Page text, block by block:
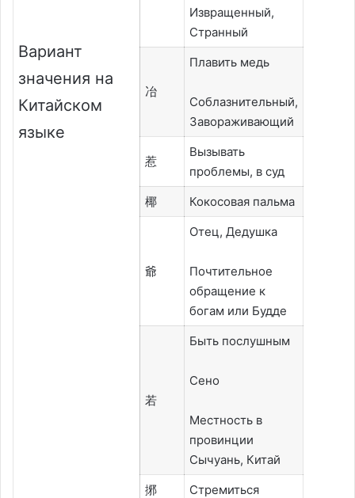
Вариант
значения на
Китайском
языке
Извращенный,
Странный
冶
Плавить медь
Соблазнительный,
Завораживающий
惹
Вызывать
проблемы, в суд
椰
Кокосовая пальма
爺
Отец, Дедушка
Почтительное
обращение к
богам или Будде
若
Быть послушным
Сено
Местность в
провинции
Сычуань, Китай
捓
Стремиться